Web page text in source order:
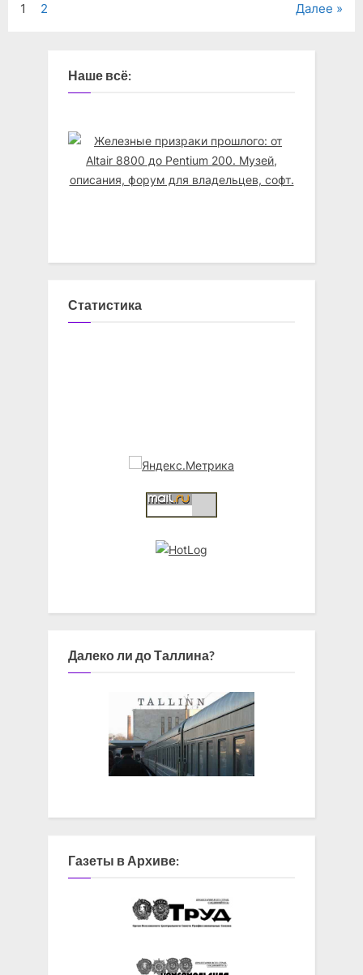
Навигация
записям
1 2 Далее
Наше всё:
Статистика
Далеко ли до Таллина?
Газеты в Архиве: